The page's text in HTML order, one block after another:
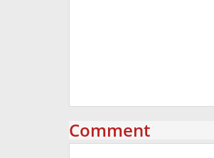
Comment